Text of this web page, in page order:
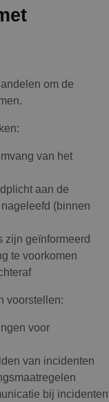
om de
van het
aan de
(binnen
zijn geïnformeerd
te voorkomen
voorstellen:
voor
van incidenten
bij incidenten